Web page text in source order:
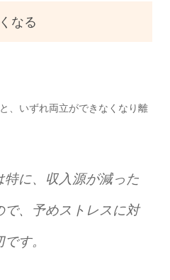
なる
、いずれ両立ができなくなり離
に、収入源が減った
、予めストレスに対
す。